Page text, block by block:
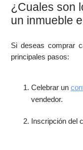
¿Cuales son
un inmueble
Si deseas comprar
principales pasos:
Celebrar un
vendedor.
Inscripción del